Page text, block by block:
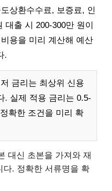
상환수수료, 보증료, 인
출 시 200-300만 원이
용을 미리 계산해 예산
.
금리는 최상위 신용
. 실제 적용 금리는 0.5-
확한 조건을 미리 확
대신 초본을 가져와 재
다. 정확한 서류명을 확